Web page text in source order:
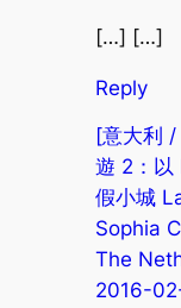
[…] […]
Reply
[意大利
遊 2：以
假小城
Sophia
The
2016-